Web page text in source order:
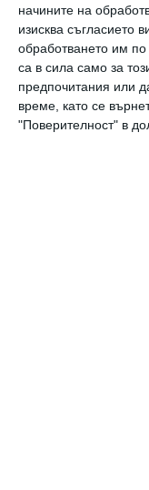
начините на
изисква съгласието
обработването им
са в сила само за
предпочитания или
време, като се
"Поверителност" в
Най нови